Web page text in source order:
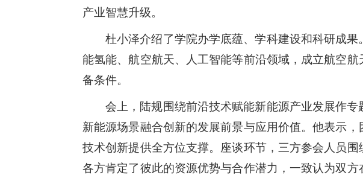
产业智慧升级。
杜小泽介绍了学院办学底蕴、学科建设和科研成
能氢能、航空航天、人工智能等前沿领域，成立航空
备条件。
会上，陆规围绕前沿技术赋能新能源产业发展作
新能源场景融合创新的发展前景与应用价值。他表示
技术创新提供全方位支撑。座谈环节，三方参会人员
各方肯定了彼此的资源优势与合作潜力，一致认为双